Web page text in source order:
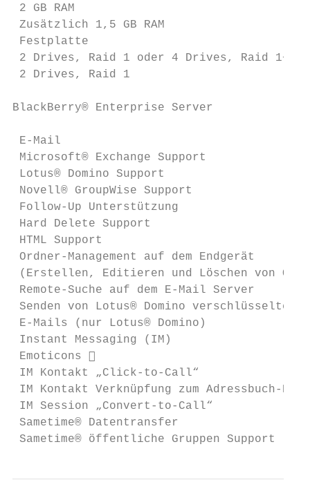
2 GB RAM
Zusätzlich 1,5 GB RAM
Festplatte
2 Drives, Raid 1 oder 4 Drives,
2 Drives, Raid 1
BlackBerry® Enterprise Server
E-Mail
Microsoft® Exchange Support
Lotus® Domino Support
Novell® GroupWise Support
Follow-Up Unterstützung
Hard Delete Support
HTML Support
Ordner-Management auf dem
(Erstellen, Editieren und Löschen von
Remote-Suche auf dem E-Mail
Senden von Lotus® Domino
E-Mails (nur Lotus® Domino)
Instant Messaging (IM)
Emoticons 
IM Kontakt „Click-to-Call“
IM Kontakt Verknüpfung zum
IM Session „Convert-to-Call“
Sametime® Datentransfer
Sametime® öffentliche Gruppen